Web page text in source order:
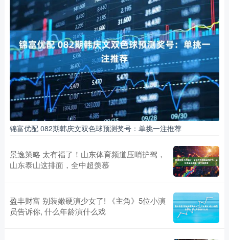
锦富优配 082期韩庆文双色球预测奖号：单挑一注推荐
景逸策略 太有福了！山东体育频道压哨护驾，
山东泰山这排面，全中超羡慕
盈丰财富 别装嫩硬演少女了! 《主角》5位小演
员告诉你, 什么年龄演什么戏